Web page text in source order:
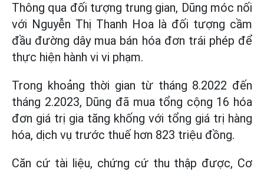
Thông qua đối tượng trung gian, Dũng móc nối
với Nguyễn Thị Thanh Hoa là đối tượng cầm
đầu đường dây mua bán hóa đơn trái phép để
thực hiện hành vi vi phạm.
Trong khoảng thời gian từ tháng 8.2022 đến
tháng 2.2023, Dũng đã mua tổng cộng 16 hóa
đơn giá trị gia tăng khống với tổng giá trị hàng
hóa, dịch vụ trước thuế hơn 823 triệu đồng.
Căn cứ tài liệu, chứng cứ thu thập được, Cơ